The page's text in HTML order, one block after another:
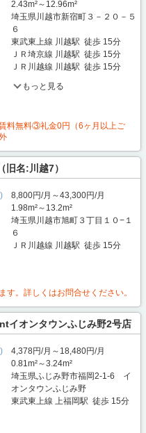
2.43m²～12.96m²
埼玉県川越市新宿町３－２０－５
６
東武東上線 川越駅 徒歩 15分
ＪＲ埼京線 川越駅 徒歩 15分
ＪＲ川越線 川越駅 徒歩 15分
もっと見る
料無料③礼金0円（6ヶ月以上ご
名:川越7）
8,800円/月～43,300円/月
1.98m²～13.2m²
埼玉県川越市旭町３丁目１０−１
６
ＪＲ川越線 川越駅 徒歩 15分
。詳しくはお問合せください。
イオンタウンふじみ野2号店
4,378円/月～18,480円/月
0.81m²～3.24m²
埼玉県ふじみ野市福岡2-1-6 イ
オンタウンふじみ野
東武東上線 上福岡駅 徒歩 15分